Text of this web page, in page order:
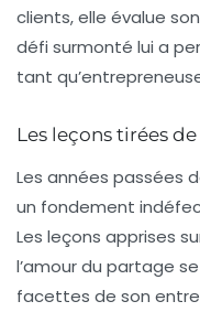
clients, elle évalue son
défi surmonté lui a
tant
Les leçons tirées
Les années passées
un fondement
Les leçons apprises
l’amour du partage
facettes de son